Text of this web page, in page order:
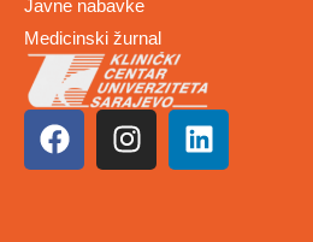
Javne nabavke
Medicinski žurnal